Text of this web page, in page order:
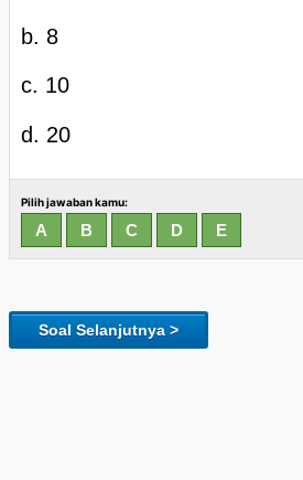
b. 8
c. 10
d. 20
Pilih jawaban kamu:
Soal Selanjutnya >